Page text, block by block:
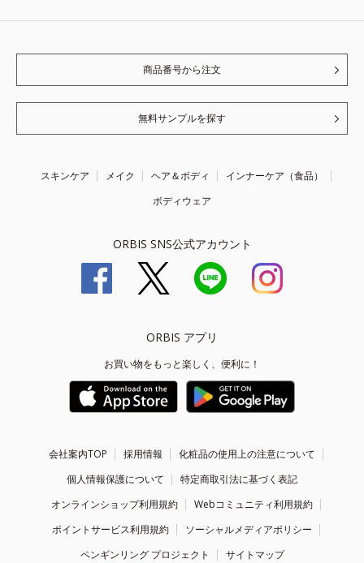
商品番号から注文
無料サンプルを探す
スキンケア メイク ヘア＆ボディ
インナーケア（食品）
ボディウェア
ORBIS SNS公式アカウント
ORBIS アプリ
お買い物をもっと楽しく、便利に！
会社案内TOP 採用情報
化粧品の使用上の注意について
個人情報保護について
特定商取引法に基づく表記
オンラインショップ利用規約
Webコミュニティ利用規約
ポイントサービス利用規約
ソーシャルメディアポリシー
ペンギンリング プロジェクト
サイトマップ